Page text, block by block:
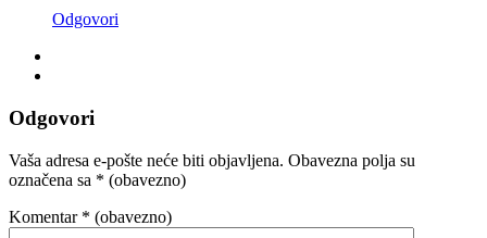
Odgovori
Odgovori
Vaša adresa e-pošte neće biti objavljena. Obavezna polja su
označena sa * (obavezno)
Komentar * (obavezno)